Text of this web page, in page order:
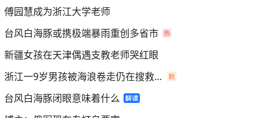
傅园慧成为浙江大学老师
台风白海豚或携极端暴雨重创多省市
新疆女孩在天津偶遇支教老师哭红眼
浙江一9岁男孩被海浪卷走仍在搜救中
台风白海豚闭眼意味着什么